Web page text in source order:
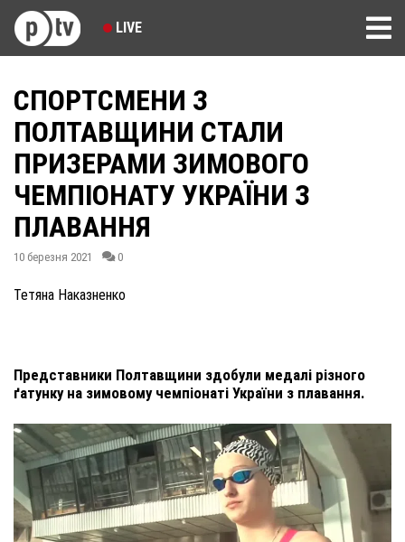
LIVE
СПОРТСМЕНИ З
ПОЛТАВЩИНИ СТАЛИ
ПРИЗЕРАМИ ЗИМОВОГО
ЧЕМПІОНАТУ УКРАЇНИ З
ПЛАВАННЯ
10 березня 2021 0
Тетяна Наказненко
Представники Полтавщини здобули медалі різного
ґатунку на зимовому чемпіонаті України з плавання.